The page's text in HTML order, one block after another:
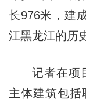
长976米，建
江黑龙江的历
记者在项
主体建筑包括